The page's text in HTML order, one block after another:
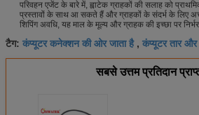
परिवहन एजेंट के बारे में, ह्वाटेक ग्राहकों की सलाह को
प्रस्तावों के साथ आ सकते हैं और ग्राहकों के संदर्भ के लिए
शिपिंग अवधि, यह माल के मूल्य और ग्राहक की इच्छा पर
टैग: कंप्यूटर कनेक्शन की ओर जाता है, कंप्यूटर तार
सबसे उत्तम प्रतिदान